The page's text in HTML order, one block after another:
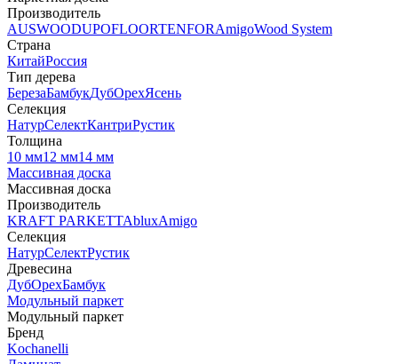
Производитель
AUSWOODUPOFLOORTENFORAmigoWood System
Страна
КитайРоссия
Тип дерева
БерезаБамбукДубОрехЯсень
Селекция
НатурСелектКантриРустик
Толщина
10 мм12 мм14 мм
Массивная доска
Массивная доска
Производитель
KRAFT PARKETTAbluxAmigo
Селекция
НатурСелектРустик
Древесина
ДубОрехБамбук
Модульный паркет
Модульный паркет
Бренд
Kochanelli